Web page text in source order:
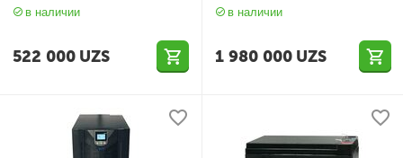
в наличии
522 000 UZS
в наличии
1 980 000 UZS